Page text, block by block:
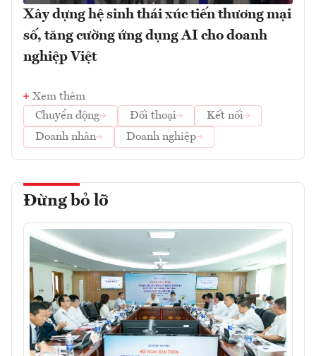
Xây dựng hệ sinh thái xúc tiến thương mại
số, tăng cường ứng dụng AI cho doanh
nghiệp Việt
Xem thêm
Chuyển động
Đối thoại
Kết nối
Doanh nhân
Doanh nghiệp
Đừng bỏ lỡ